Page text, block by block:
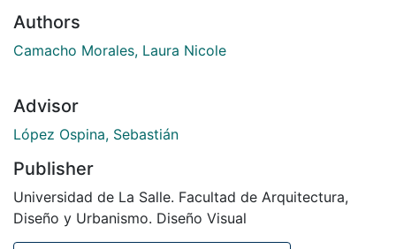
Authors
Camacho Morales, Laura Nicole
Advisor
López Ospina, Sebastián
Publisher
Universidad de La Salle. Facultad de Arquitectura,
Diseño y Urbanismo. Diseño Visual